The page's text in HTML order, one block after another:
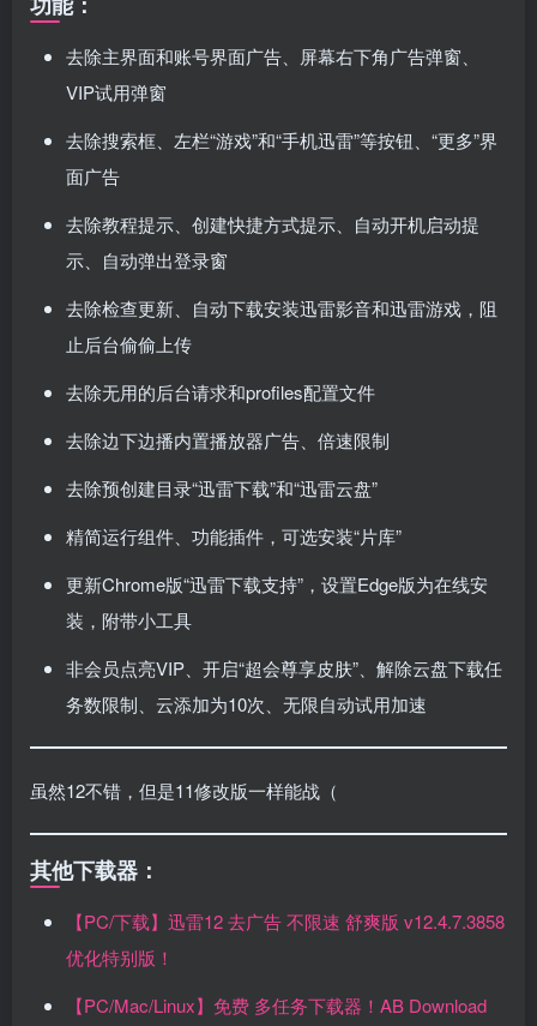
去除主界面和账号界面广告、屏幕右下角广告弹窗、
VIP试用弹窗
去除搜索框、左栏“游戏”和“手机迅雷”等按钮、“更多”界
面广告
去除教程提示、创建快捷方式提示、自动开机启动提
示、自动弹出登录窗
去除检查更新、自动下载安装迅雷影音和迅雷游戏，阻
止后台偷偷上传
去除无用的后台请求和profiles配置文件
去除边下边播内置播放器广告、倍速限制
去除预创建目录“迅雷下载”和“迅雷云盘”
精简运行组件、功能插件，可选安装“片库”
更新Chrome版“迅雷下载支持”，设置Edge版为在线安
装，附带小工具
非会员点亮VIP、开启“超会尊享皮肤”、解除云盘下载任
务数限制、云添加为10次、无限自动试用加速
虽然12不错，但是11修改版一样能战（
其他下载器：
【PC/下载】迅雷12 去广告 不限速 舒爽版 v12.4.7.3858
优化特别版！
【PC/Mac/Linux】免费 多任务下载器！AB Download